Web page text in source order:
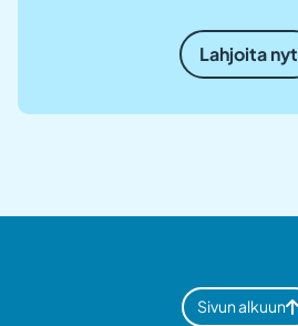
Lahjoita nyt
Sivun alkuun